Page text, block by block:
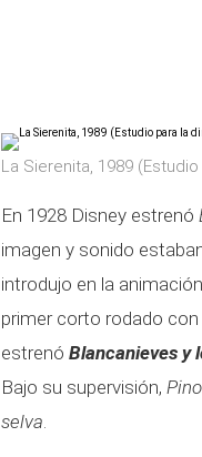
La Sierenita, 1989
En 1928 Disney estrenó
imagen y sonido
introdujo en la
primer corto rodado
estrenó Blancanieves y
Bajo su supervisión,
selva.